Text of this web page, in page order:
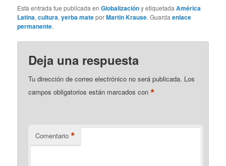
Esta entrada fue publicada enGlobalizacióny etiquetadaAmérica
Latina,cultura,yerba mateporMartin Krause. Guardaenlace
permanente.
Deja una respuesta
Tu dirección de correo electrónico no será publicada. Los
campos obligatorios están marcados con*
Comentario *